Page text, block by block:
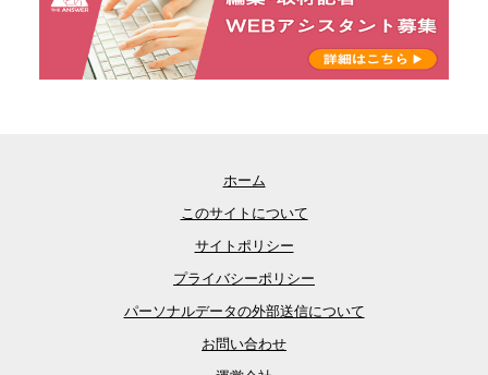
ホーム
このサイトについて
サイトポリシー
プライバシーポリシー
パーソナルデータの外部送信について
お問い合わせ